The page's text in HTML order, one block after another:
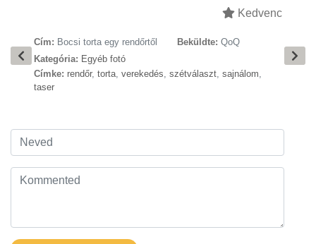
Kedvenc
Cím: Bocsi torta egy rendőrtől Beküldte: QoQ
Kategória: Egyéb fotó
Címke: rendőr, torta, verekedés, szétválaszt, sajnálom,
taser